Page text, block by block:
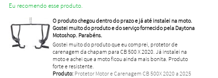
Eu recomendo esse produto.
O produto chegou dentro do prazo e já até instalei na moto.
Gostei muito do produto e do serviço fornecido pela Daytona
Motoshop. Parabéns.
Gostei muito do produto que eu comprei, protetor de
carenagem da chapam para CB 500 X 2020. Já instalei na
moto e achei que a moto ficou ainda mais bonita. Produto
forte e resistente.
Produto:Protetor Motor e Carenagem CB 500X 2020 a 2025